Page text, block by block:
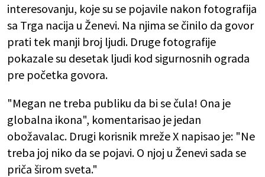
interesovanju, koje su se pojavile nakon fotografija
sa Trga nacija u Ženevi. Na njima se činilo da govor
prati tek manji broj ljudi. Druge fotografije
pokazale su desetak ljudi kod sigurnosnih ograda
pre početka govora.
"Megan ne treba publiku da bi se čula! Ona je
globalna ikona", komentarisao je jedan
obožavalac. Drugi korisnik mreže X napisao je: "Ne
treba joj niko da se pojavi. O njoj u Ženevi sada se
priča širom sveta."